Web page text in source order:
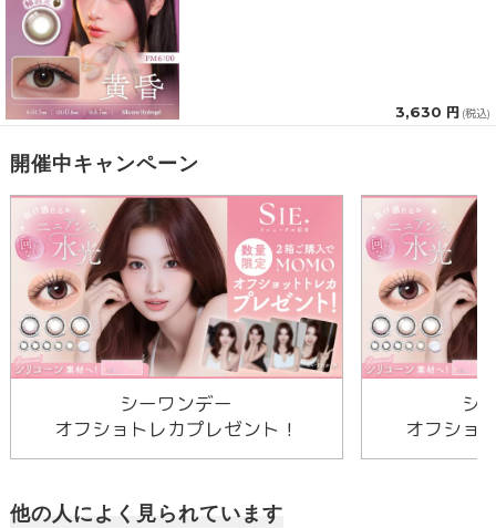
3,630 円 (税込)
開催中キャンペーン
シーワンデー
オフショトレカプレゼント！
シ
オフショ
他の人によく見られています